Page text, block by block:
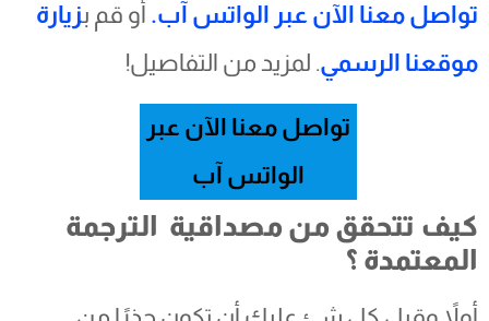
تواصل معنا الآن عبر الواتس آب.أو قم ب زيارة
موقعنا الرسمي . لمزيد من التفاصيل!
تواصل معنا الآن عبر
الواتس آب
كيف تتحقق من مصداقية الترجمة
المعتمدة ؟